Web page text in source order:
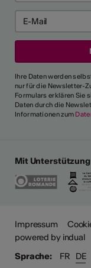
Ihre Daten werden
nur für die Newsletter-
Formulars erklären Sie
Daten durch die
Informationen zum
Mit
Impressum
powered by indual
Sprache:
FR DE